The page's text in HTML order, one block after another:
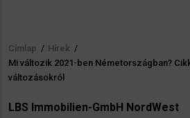
Morzsa
Címlap / Hírek /
Mi változik 2021-ben Németországban?
változásokról
LBS Immobilien-GmbH NordWest